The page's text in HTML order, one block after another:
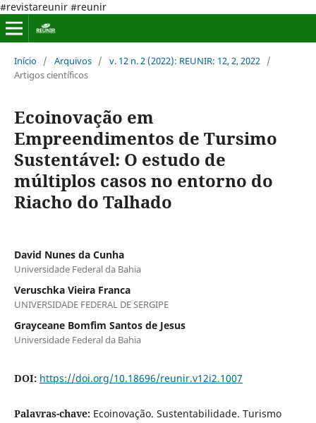
#revistareunir #reunir
Início / Arquivos / v. 12 n. 2 (2022): REUNIR: 12, 2, 2022 /
Artigos científicos
Ecoinovação em
Empreendimentos de Tursimo
Sustentável: O estudo de
múltiplos casos no entorno do
Riacho do Talhado
David Nunes da Cunha
Universidade Federal da Bahia
Veruschka Vieira Franca
UNIVERSIDADE FEDERAL DE SERGIPE
Grayceane Bomfim Santos de Jesus
Universidade Federal da Bahia
DOI: https://doi.org/10.18696/reunir.v12i2.1007
Palavras-chave: Ecoinovação. Sustentabilidade. Turismo